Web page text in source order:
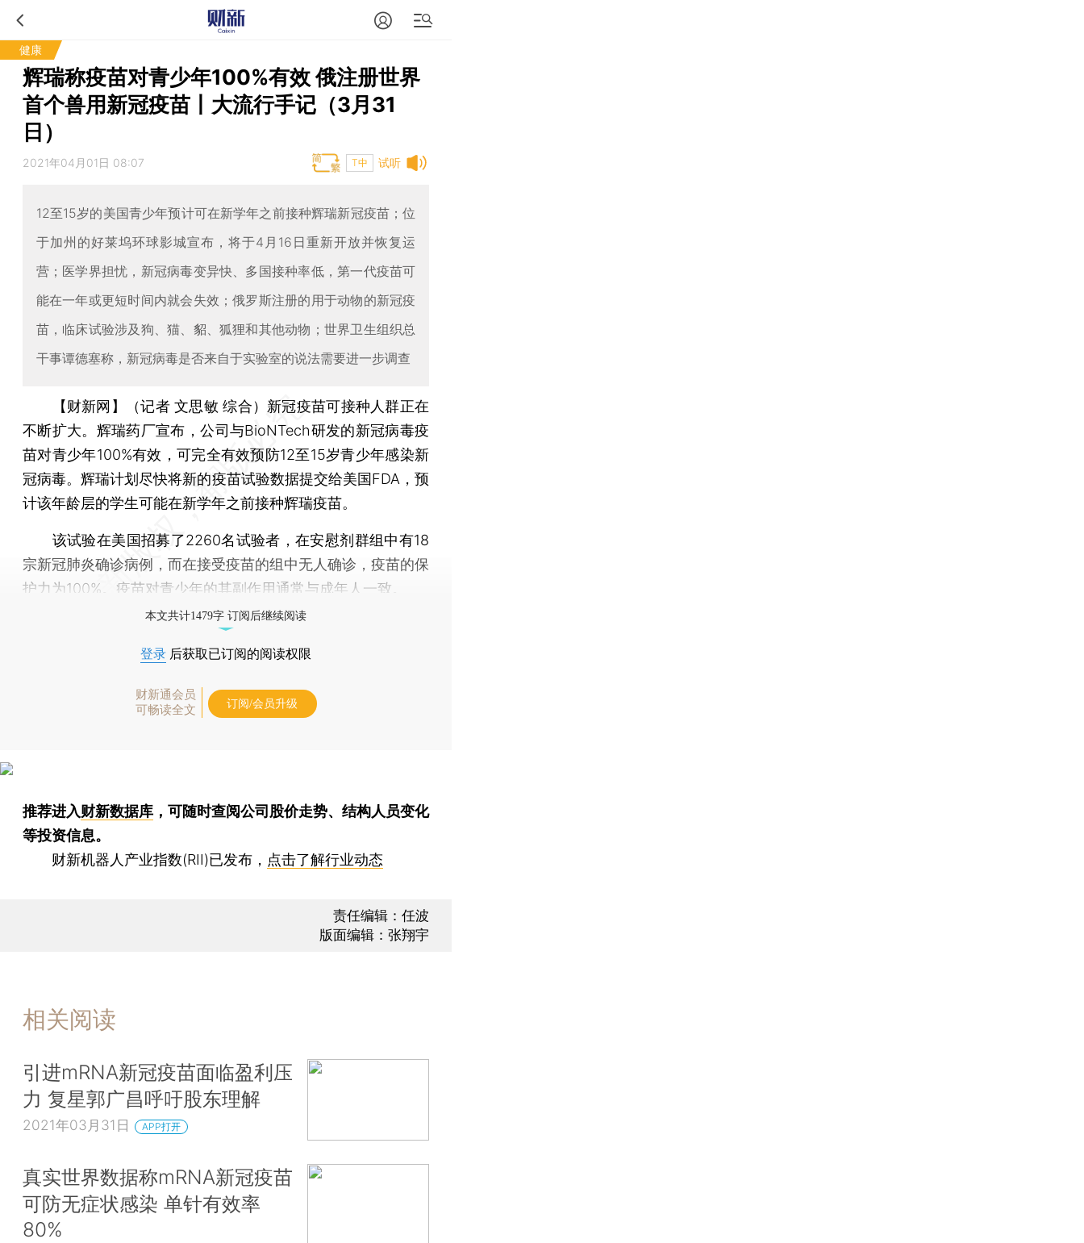
健康
辉瑞称疫苗对青少年100%有效 俄注册世界
首个兽用新冠疫苗丨大流行手记（3月31
日）
试听
2021年04月01日 08:07 T中
12至15岁的美国青少年预计可在新学年之前接种辉瑞新冠疫苗；位
于加州的好莱坞环球影城宣布，将于4月16日重新开放并恢复运
营；医学界担忧，新冠病毒变异快、多国接种率低，第一代疫苗可
能在一年或更短时间内就会失效；俄罗斯注册的用于动物的新冠疫
苗，临床试验涉及狗、猫、貂、狐狸和其他动物；世界卫生组织总
干事谭德塞称，新冠病毒是否来自于实验室的说法需要进一步调查
【财新网】（记者 文思敏 综合） 新冠疫苗可接种人群正在
不断扩大。辉瑞药厂宣布，公司与BioNTech研发的新冠病毒疫
苗对青少年100%有效，可完全有效预防12至15岁青少年感染新
冠病毒。辉瑞计划尽快将新的疫苗试验数据提交给美国FDA，预
计该年龄层的学生可能在新学年之前接种辉瑞疫苗。
该试验在美国招募了2260名试验者，在安慰剂群组中有18
宗新冠肺炎确诊病例，而在接受疫苗的组中无人确诊，疫苗的保
护力为100%。疫苗对青少年的其副作用通常与成年人一致。
本文共计1479字 订阅后继续阅读
登录 后获取已订阅的阅读权限
财新通会员
可畅读全文
订阅/会员升级
推荐进入财新数据库 ，可随时查阅公司股价走势、结构人员变化
等投资信息。
财新机器人产业指数(RII)已发布， 点击了解行业动态
责任编辑：任波
版面编辑：张翔宇
相关阅读
引进mRNA新冠疫苗面临盈利压
力 复星郭广昌呼吁股东理解
2021年03月31日 APP打开
真实世界数据称mRNA新冠疫苗
可防无症状感染 单针有效率
80%